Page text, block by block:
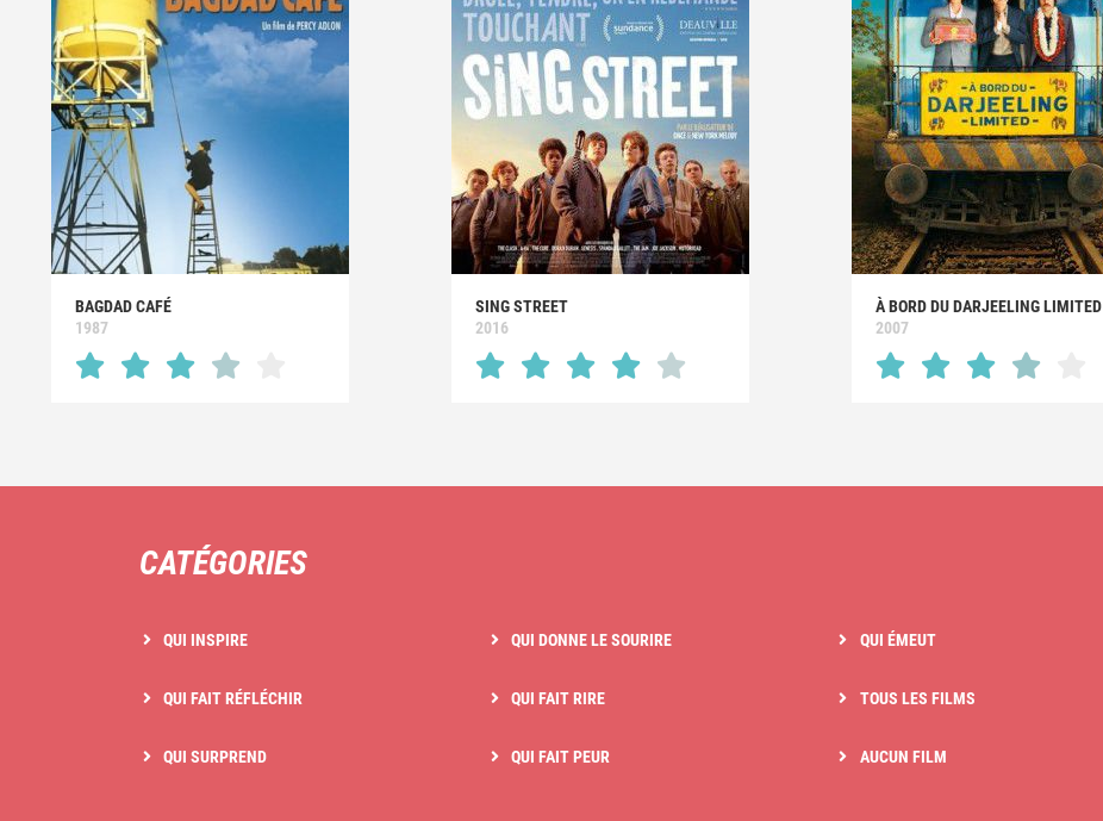
BAGDAD CAFÉ
1987
SING STREET
2016
À BORD DU DARJEELING LIMITED
2007
CATÉGORIES
QUI INSPIRE
QUI FAIT RÉFLÉCHIR
QUI SURPREND
QUI DONNE LE SOURIRE
QUI FAIT RIRE
QUI FAIT PEUR
QUI ÉMEUT
TOUS LES FILMS
AUCUN FILM